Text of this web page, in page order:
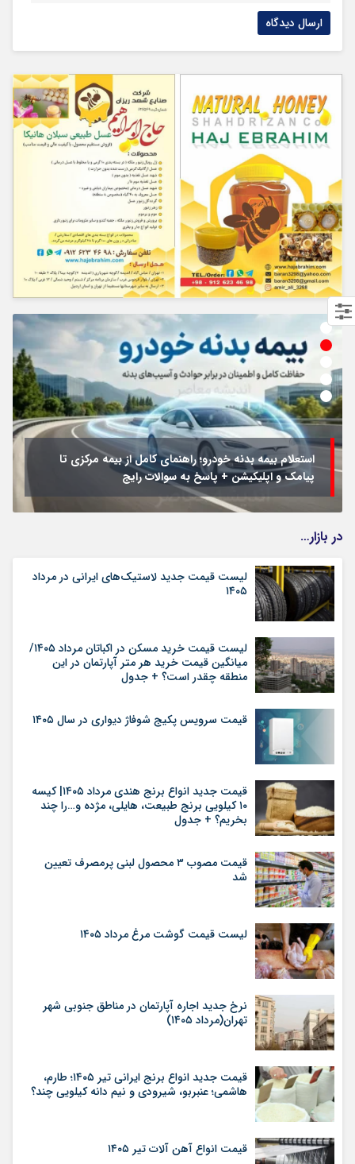
استعلام بیمه بدنه خودرو؛ راهنمای کامل از بیمه مرکزی تا
پیامک و اپلیکیشن + پاسخ به سوالات رایج
در بازار…
لیست قیمت جدید لاستیک‌های ایرانی در مرداد
۱۴۰۵
لیست قیمت خرید مسکن در اکباتان مرداد ۱۴۰۵/
میانگین قیمت خرید هر متر آپارتمان در این
منطقه چقدر است؟ + جدول
قیمت سرویس پکیج شوفاژ دیواری در سال ۱۴۰۵
قیمت جدید انواع برنج هندی مرداد ۱۴۰۵| کیسه
۱۰ کیلویی برنج طبیعت، هایلی، مژده و…را چند
بخریم؟ + جدول
قیمت مصوب ۳ محصول لبنی پرمصرف تعیین
شد
لیست قیمت گوشت مرغ مرداد ۱۴۰۵
نرخ جدید اجاره آپارتمان در مناطق جنوبی شهر
تهران(مرداد ۱۴۰۵)
قیمت جدید انواع برنج ایرانی تیر ۱۴۰۵؛ طارم،
هاشمی؛ عنبربو، شیرودی و نیم دانه کیلویی چند؟
قیمت انواع آهن آلات تیر ۱۴۰۵